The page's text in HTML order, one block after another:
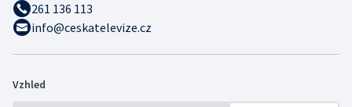
261 136 113
info@ceskatelevize.cz
Vzhled